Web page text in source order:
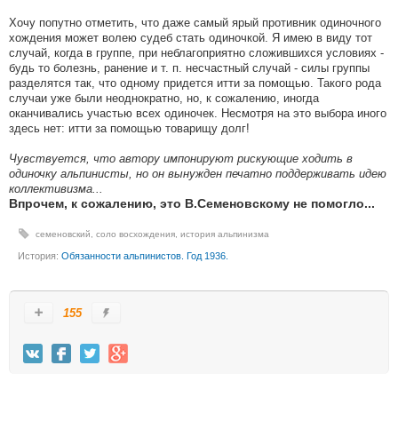
Хочу попутно отметить, что даже самый ярый противник одиночного
хождения может волею судеб стать одиночкой. Я имею в виду тот
случай, когда в группе, при неблагоприятно сложившихся условиях -
будь то болезнь, ранение и т. п. несчастный случай - силы группы
разделятся так, что одному придется итти за помощью. Такого рода
случаи уже были неоднократно, но, к сожалению, иногда
оканчивались участью всех одиночек. Несмотря на это выбора иного
здесь нет: итти за помощью товарищу долг!
Чувствуется, что автору импонируют рискующие ходить в
одиночку альпинисты, но он вынужден печатно поддерживать идею
коллективизма...
Впрочем, к сожалению, это В.Семеновскому не помогло...
семеновский соло восхождения история альпинизма
История: Обязанности альпинистов. Год 1936.
155